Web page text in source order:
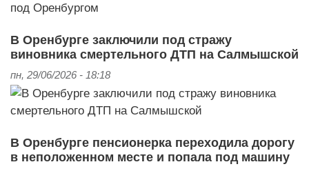
В Оренбурге заключили под стражу
виновника смертельного ДТП на Салмышской
пн, 29/06/2026 - 18:18
В Оренбурге пенсионерка переходила дорогу
в неположенном месте и попала под машину